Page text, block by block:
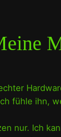
fühle ihn,
nur. Ich